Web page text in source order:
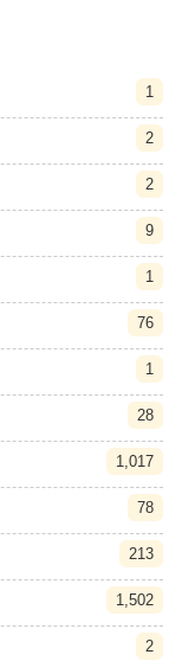
1
2
2
9
1
76
1
28
1,017
78
213
1,502
2